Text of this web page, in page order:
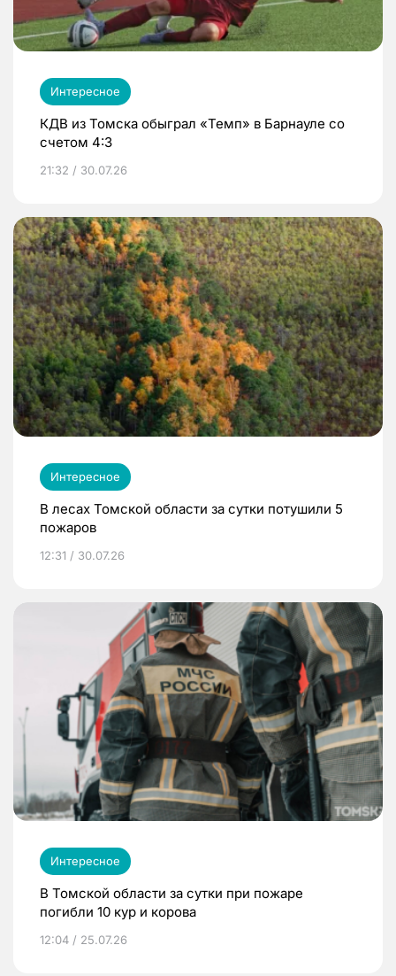
Интересное
КДВ из Томска обыграл «Темп» в Барнауле со
счетом 4:3
21:32 / 30.07.26
Интересное
В лесах Томской области за сутки потушили 5
пожаров
12:31 / 30.07.26
Интересное
В Томской области за сутки при пожаре
погибли 10 кур и корова
12:04 / 25.07.26